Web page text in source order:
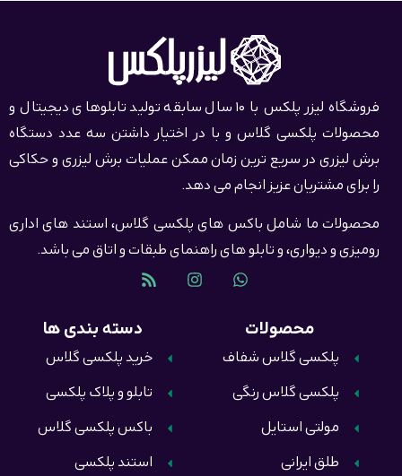
فروشگاه لیزر پلکس با 10 سال سابقه تولید تابلوهای دیجیتال و
محصولات پلکسی گلاس و با در اختیار داشتن سه عدد دستگاه
برش لیزری در سریع ترین زمان ممکن عملیات برش لیزری و حکاکی
را برای مشتریان عزیز انجام می دهد.
محصولات ما شامل باکس های پلکسی گلاس، استند های اداری
رومیزی و دیواری، و تابلو های راهنمای طبقات و اتاق می باشد.
دسته بندی ها
خرید پلکسی گلاس
تابلو و پلاک پلکسی
باکس پلکسی گلاس
استند پلکسی
محصولات
پلکسی گلاس شفاف
پلکسی گلاس رنگی
مولتی استایل
طلق ایرانی